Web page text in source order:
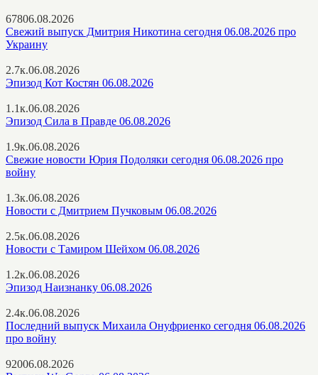
67806.08.2026
Свежий выпуск Дмитрия Никотина сегодня 06.08.2026 про
Украину
2.7к.06.08.2026
Эпизод Кот Костян 06.08.2026
1.1к.06.08.2026
Эпизод Сила в Правде 06.08.2026
1.9к.06.08.2026
Свежие новости Юрия Подоляки сегодня 06.08.2026 про
войну
1.3к.06.08.2026
Новости с Дмитрием Пучковым 06.08.2026
2.5к.06.08.2026
Новости с Тамиром Шейхом 06.08.2026
1.2к.06.08.2026
Эпизод Наизнанку 06.08.2026
2.4к.06.08.2026
Последний выпуск Михаила Онуфриенко сегодня 06.08.2026
про войну
92006.08.2026